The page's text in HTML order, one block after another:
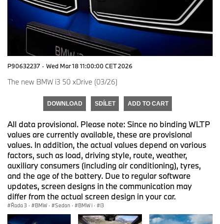
P90632237 · Wed Mar 18 11:00:00 CET 2026
The new BMW i3 50 xDrive (03/26)
DOWNLOAD SDÍLET ADD TO CART
All data provisional. Please note: Since no binding WLTP
values are currently available, these are provisional
values. In addition, the actual values depend on various
factors, such as load, driving style, route, weather,
auxiliary consumers (including air conditioning), tyres,
and the age of the battery. Due to regular software
updates, screen designs in the communication may
differ from the actual screen design in your car.
Řada 3 · BMW · Sedan · BMW i · i3